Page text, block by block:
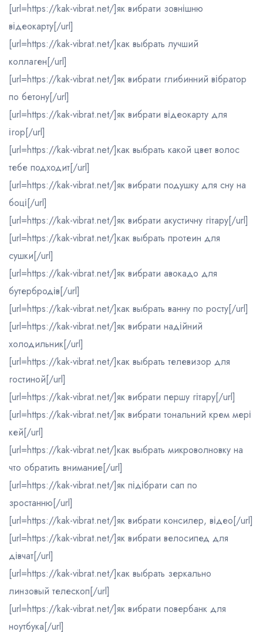
[url=https://kak-vibrat.net/]як вибрати зовнішню
відеокарту[/url]
[url=https://kak-vibrat.net/]как выбрать лучший
коллаген[/url]
[url=https://kak-vibrat.net/]як вибрати глибинний вібратор
по бетону[/url]
[url=https://kak-vibrat.net/]як вибрати відеокарту для
ігор[/url]
[url=https://kak-vibrat.net/]как выбрать какой цвет волос
тебе подходит[/url]
[url=https://kak-vibrat.net/]як вибрати подушку для сну на
боці[/url]
[url=https://kak-vibrat.net/]як вибрати акустичну гітару[/url]
[url=https://kak-vibrat.net/]как выбрать протеин для
сушки[/url]
[url=https://kak-vibrat.net/]як вибрати авокадо для
бутербродів[/url]
[url=https://kak-vibrat.net/]как выбрать ванну по росту[/url]
[url=https://kak-vibrat.net/]як вибрати надійний
холодильник[/url]
[url=https://kak-vibrat.net/]как выбрать телевизор для
гостиной[/url]
[url=https://kak-vibrat.net/]як вибрати першу гітару[/url]
[url=https://kak-vibrat.net/]як вибрати тональний крем мері
кей[/url]
[url=https://kak-vibrat.net/]как выбрать микроволновку на
что обратить внимание[/url]
[url=https://kak-vibrat.net/]як підібрати сап по
зростанню[/url]
[url=https://kak-vibrat.net/]як вибрати консилер, відео[/url]
[url=https://kak-vibrat.net/]як вибрати велосипед для
дівчат[/url]
[url=https://kak-vibrat.net/]как выбрать зеркально
линзовый телескоп[/url]
[url=https://kak-vibrat.net/]як вибрати повербанк для
ноутбука[/url]